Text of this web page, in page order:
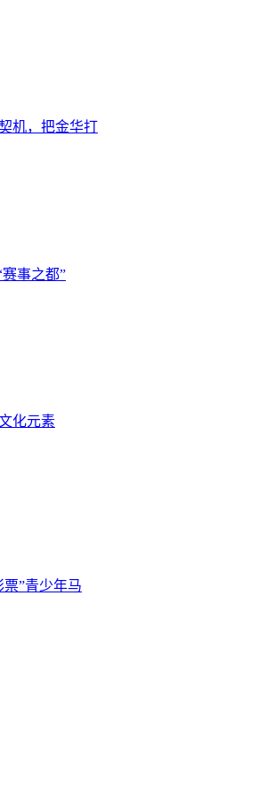
机，把金华打
事之都”
化元素
票”青少年马